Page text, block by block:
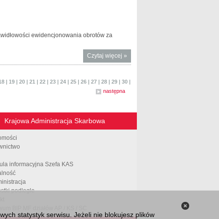
ewidencjonowania obrotów za
Czytaj więcej o
Stop
strefie
»
| 19| 20| 21 | 22| 23| 24| 25| 26| 27| 28| 29| 30|
następna
Krajowa Administracja Skarbowa
informacyjna Szefa KAS
podległe
Zamknij
statystyk serwisu. Jeżeli nie blokujesz plików